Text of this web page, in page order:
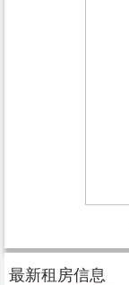
最新租房信息